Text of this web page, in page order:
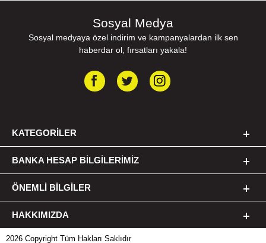
Sosyal Medya
Sosyal medyaya özel indirim ve kampanyalardan ilk sen
haberdar ol, fırsatları yakala!
KATEGORILER
BANKA HESAP BILGILERIMIZ
ÖNEMLI BILGILER
HAKKIMIZDA
2026 Copyright Tüm Hakları Saklıdır